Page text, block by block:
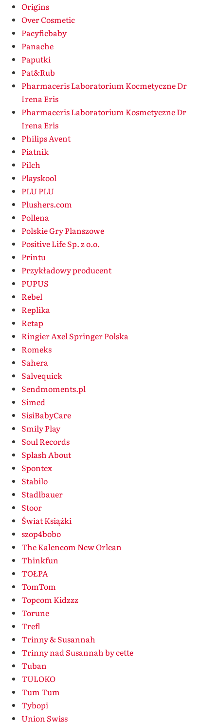
Origins
Over Cosmetic
Pacyficbaby
Panache
Paputki
Pat&Rub
Pharmaceris Laboratorium Kocmetyczne Dr
Irena Eris
Pharmaceris Laboratorium Kosmetyczne Dr
Irena Eris
Philips Avent
Piatnik
Pilch
Playskool
PLU PLU
Plushers.com
Pollena
Polskie Gry Planszowe
Positive Life Sp. z o.o.
Printu
Przykładowy producent
PUPUS
Rebel
Replika
Retap
Ringier Axel Springer Polska
Romeks
Sahera
Salvequick
Sendmoments.pl
Simed
SisiBabyCare
Smily Play
Soul Records
Splash About
Spontex
Stabilo
Stadlbauer
Stoor
Świat Książki
szop4bobo
The Kalencom New Orlean
Thinkfun
TOŁPA
TomTom
Topcom Kidzzz
Torune
Trefl
Trinny & Susannah
Trinny nad Susannah by cette
Tuban
TULOKO
Tum Tum
Tybopi
Union Swiss